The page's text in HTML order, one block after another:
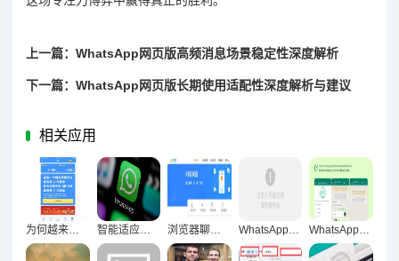
上一篇：WhatsApp网页版高频消息场景稳定性深度解析
下一篇：WhatsApp网页版长期使用适配性深度解析与建议
相关应用
为何越来越多人从手机转向电脑端完成聊天？ 智能适应多维度节奏，WhatsApp网页版效率革新实践 浏览器聊天工具重构办公生态驱动工作质量跃升 WhatsApp网页版用户体验实录，便捷与痛点交织的全景反馈 WhatsApp网页版长时间使用稳定性深度解析，技术架构与用户体验的全面考察